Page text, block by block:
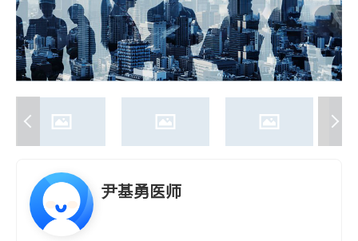
养老 非盈利组织
尹基勇医师